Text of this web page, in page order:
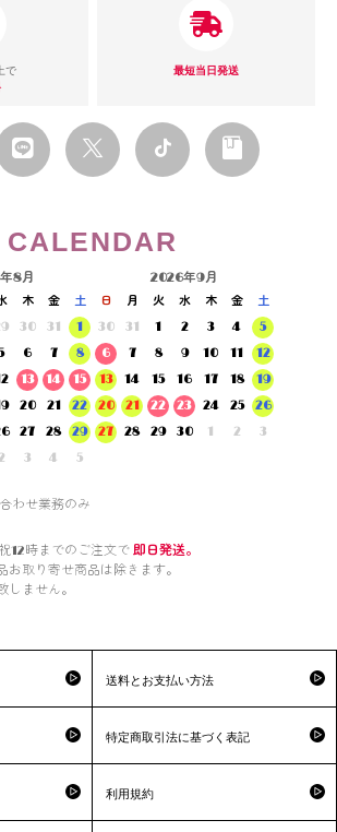
で
最短当日発送
CALENDAR
8月
木 金
土
30 31
1
6 7
8
13 14
15
20 21
22
27 28
29
3 4 5
2026年9月
日 月 火 水 木 金
土
30
31 1 2 3 4
5
6
7 8 9 10 11
12
13
14 15 16 17 18
19
20
21 22 23 24 25
26
27
28 29 30 1 2 3
わせ業務のみ
12時までのご注文で 即日発送。
取り寄せ商品は除きます。
ません。
送料とお支払い方法
特定商取引法に基づく表記
利用規約